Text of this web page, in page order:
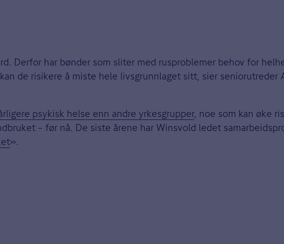
Derfor har bønder som sliter med rusproblemer behov for
de risikere å miste hele livsgrunnlaget sitt, sier seniorutreder
psykisk helse enn andre yrkesgrupper, noe som kan øke
– før nå. De siste årene har Winsvold ledet
».